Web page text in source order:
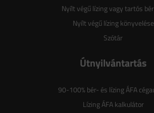
Nyílt végű lízing vagy tartós
Nyílt végű lízing könyvelése
Szótár
Útnyilvántartás
90-100% bér- és lízing ÁFA
Lízing ÁFA kalkulátor